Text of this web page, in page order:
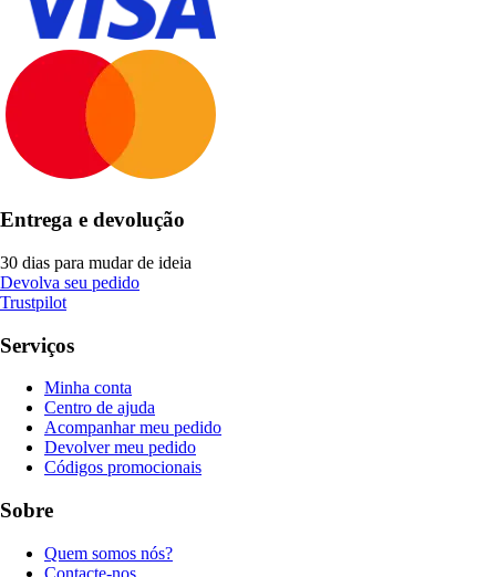
Entrega e devolução
30 dias para mudar de ideia
Devolva seu pedido
Trustpilot
Serviços
Minha conta
Centro de ajuda
Acompanhar meu pedido
Devolver meu pedido
Códigos promocionais
Sobre
Quem somos nós?
Contacte-nos